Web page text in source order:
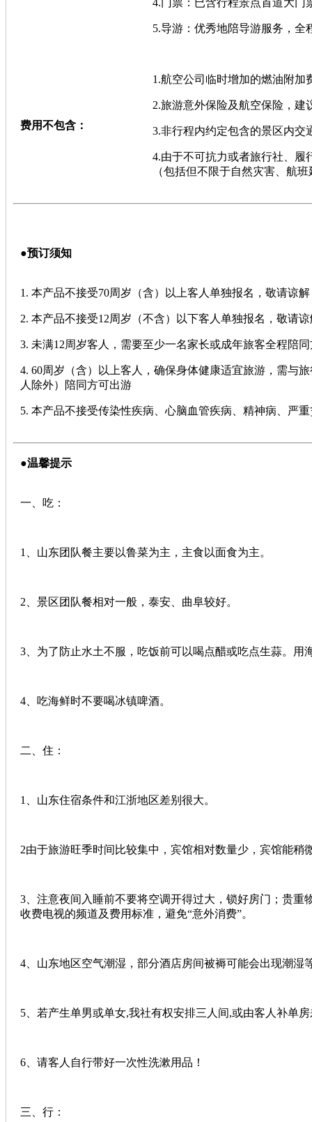
5.导游：优秀地陪导游服务，
费用不包含：
1.航空公司临时增加的燃油附加
2.旅游意外保险及航空保险，建
3.非行程内约定包含的景区内交
4.由于不可抗力或者旅行社、履
（包括但不限于自然灾害、航
●预订须知
1. 本产品不接受70周岁（含）以上客人单独报名，敬请谅解
2. 本产品不接受12周岁（不含）以下客人单独报名，敬请谅
3. 未满12周岁客人，需要至少一名家长或成年旅客全程陪
4. 60周岁（含）以上客人，确保身体健康适宜旅游，需与
人除外）陪同方可出游
5. 本产品不接受传染性疾病、心脑血管疾病、精神病、严
●温馨提示
一、吃：
1、山东团队餐主要以鲁菜为主，主食以面食为主。
2、景区团队餐相对一般，泰安、曲阜较好。
3、为了防止水土不服，吃饭前可以喝点醋或吃点生蒜。用
4、吃海鲜时不要喝冰镇啤酒。
二、住：
1、山东住宿条件和江浙地区差别很大。
2由于旅游旺季时间比较集中，宾馆相对数量少，宾馆能稍
3、注意夜间入睡前不要将空调开得过大，锁好房门；贵
收费电视的频道及费用标准，避免“意外消费”。
4、山东地区空气潮湿，部分酒店房间被褥可能会出现潮湿
5、若产生单男或单女,我社有权安排三人间,或由客人补单
6、请客人自行带好一次性洗漱用品！
三、行：